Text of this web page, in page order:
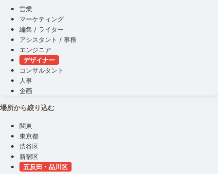
営業
マーケティング
編集 / ライター
アシスタント / 事務
エンジニア
デザイナー
コンサルタント
人事
企画
場所から絞り込む
関東
東京都
渋谷区
新宿区
五反田・品川区